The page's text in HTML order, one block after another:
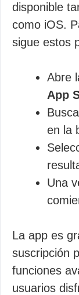
disponible
como iOS.
sigue estos
Abre
App
en la
Una
La app es
suscripción
funciones
usuarios